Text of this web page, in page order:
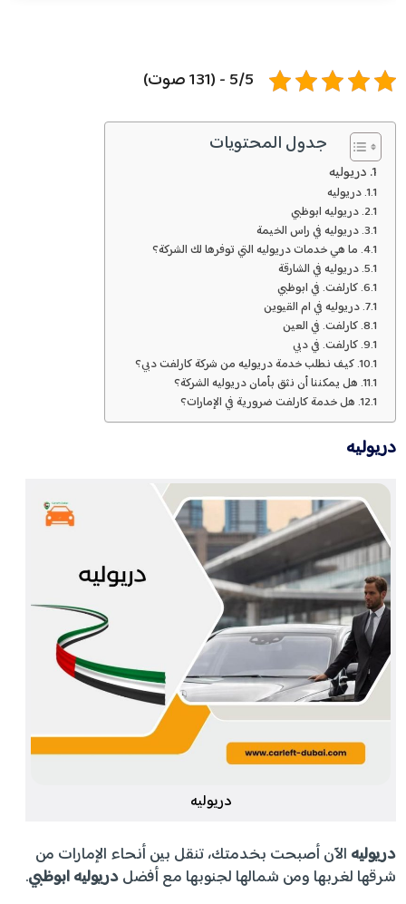
5/5 - (131 صوت)
جدول المحتويات
دريوليه
دريوليه
دريوليه ابوظبي
دريوليه في راس الخيمة
ما هي خدمات دريوليه التي توفرها لك الشركة؟
دريوليه في الشارقة
كارلفت. في ابوظبي
دريوليه في ام القيوين
كارلفت. في العين
كارلفت. في دبي
كيف نطلب خدمة دريوليه من شركة كارلفت دبي؟
هل يمكننا أن نثق بأمان دريوليه الشركة؟
هل خدمة كارلفت ضرورية في الإمارات؟
دريوليه
دريوليه
دريوليه الآن أصبحت بخدمتك، تنقل بين أنحاء الإمارات من
شرقها لغربها ومن شمالها لجنوبها مع أفضلدريوليه ابوظبي.